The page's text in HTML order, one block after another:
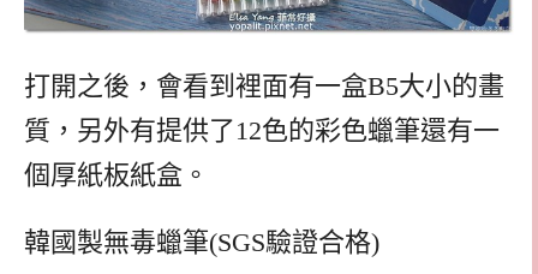
打開之後，會看到裡面有一盒B5大小的畫
質，另外有提供了12色的彩色蠟筆還有一
個厚紙板紙盒。
韓國製無毒蠟筆(SGS驗證合格)